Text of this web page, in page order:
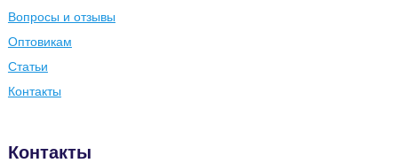
Вопросы и отзывы
Оптовикам
Статьи
Контакты
Контакты